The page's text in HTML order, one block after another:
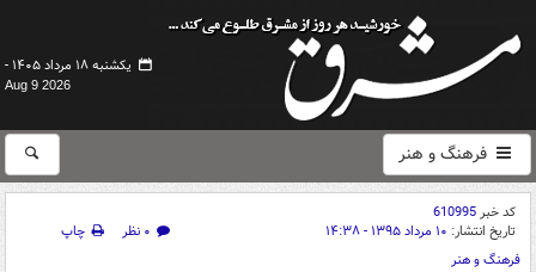
یکشنبه ۱۸ مرداد ۱۴۰۵ -
Aug 9 2026
فرهنگ و هنر
کد خبر610995
تاریخ انتشار: ۱۰ مرداد ۱۳۹۵ - ۱۴:۳۸ ۰ نظر
چاپ
فرهنگ و هنر